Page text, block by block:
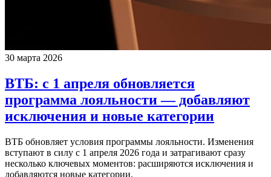
30 марта 2026
ВТБ: с 1 апреля обновляется
программа лояльности — добавляют
исключения и новые категории
ВТБ обновляет условия программы лояльности. Изменения
вступают в силу с 1 апреля 2026 года и затрагивают сразу
несколько ключевых моментов: расширяются исключения и
добавляются новые категории.